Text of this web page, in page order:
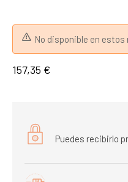
No disponible en
157,35 €
Puedes recibirlo